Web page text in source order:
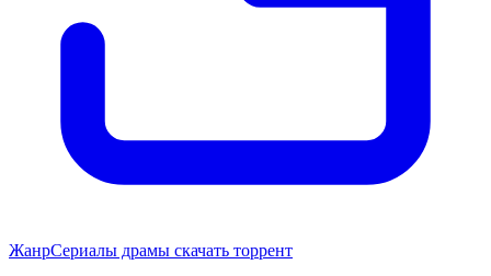
ЖанрСериалы драмы скачать торрент